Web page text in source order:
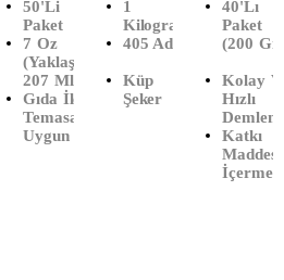
Karton
Bardak
(50'li)
50'li
Paket
7 Oz
(Yaklaşık
207 Ml)
Gıda İle
Temasa
Uygun
Şeker
(1000
Gram)
1
Kilogram
405 Adet
Küp
Şeker
Süzen
Demlik
Poşet
(40'lı)
40'lı
Paket
(200 Gr)
Kolay
Hızlı
Katkı
Maddesi
İçermez